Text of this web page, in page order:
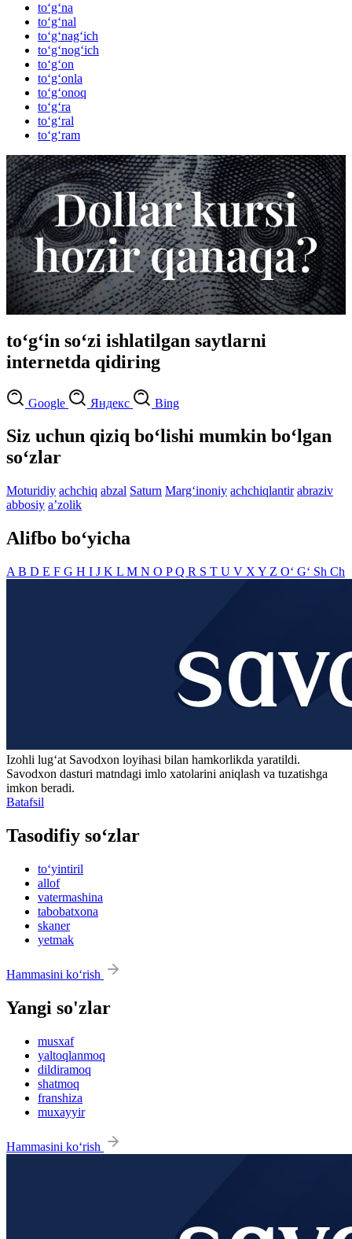
to‘g‘na
to‘g‘nal
to‘g‘nag‘ich
to‘g‘nog‘ich
to‘g‘on
to‘g‘onla
to‘g‘onoq
to‘g‘ra
to‘g‘ral
to‘g‘ram
to‘g‘in so‘zi ishlatilgan saytlarni
internetda qidiring
Google Яндекс Bing
Siz uchun qiziq bo‘lishi mumkin bo‘lgan
so‘zlar
Moturidiy achchiq abzal Saturn Marg‘inoniy achchiqlantir abraziv
abbosiy aʼzolik
Alifbo bo‘yicha
A B D E F G H I J K L M N O PQ R S T U V X Y Z O‘ G‘ Sh Ch
Izohli lugʻat Savodxon loyihasi bilan hamkorlikda yaratildi.
Savodxon dasturi matndagi imlo xatolarini aniqlash va tuzatishga
imkon beradi.
Batafsil
Tasodifiy so‘zlar
to‘yintiril
allof
vatermashina
tabobatxona
skaner
yetmak
Hammasini ko‘rish
Yangi so'zlar
musxaf
yaltoqlanmoq
dildiramoq
shatmoq
franshiza
muxayyir
Hammasini ko‘rish